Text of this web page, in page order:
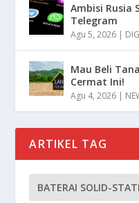
Ambisi Rusia
Telegram
Agu 5, 2026 |
Mau Beli
Cermat Ini!
Agu 4, 2026 |
ARTIKEL TAG
BATERAI SOLID-